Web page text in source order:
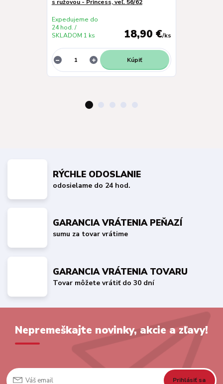
s ružovou - Princess, veľ. 56/62
18,90 €/ks
Expedujeme do
24 hod. /
SKLADOM 1 ks
Kúpiť
RÝCHLE ODOSLANIE
odosielame do 24 hod.
GARANCIA VRÁTENIA PEŇAZÍ
sumu za tovar vrátime
GARANCIA VRÁTENIA TOVARU
Tovar môžete vrátiť do 30 dní
Nepremeškajte novinky, akcie a zľavy!
Prihlásiť sa